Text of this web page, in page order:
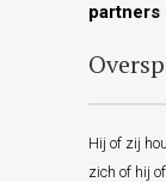
partners
Hij of zij
zich of hij